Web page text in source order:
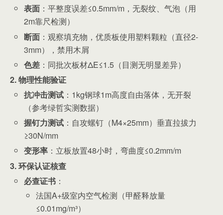
表面 ：平整度误差≤0.5mm/m，无裂纹、气泡（用
2m靠尺检测）
断面 ：观察填充物，优质板使用塑料颗粒（直径2-
3mm），禁用木屑
色差 ：同批次板材ΔE≤1.5（目测无明显差异）
2. 物理性能验证
抗冲击测试 ：1kg钢球1m高度自由落体，无开裂
（参考绿哲实测数据）
握钉力测试 ：自攻螺钉（M4×25mm）垂直拉拔力
≥30N/mm
变形率 ：立板放置48小时，弯曲度≤0.2mm/m
3. 环保认证核查
必查证书 ：
法国A+级室内空气检测（甲醛释放量
≤0.01mg/m³）